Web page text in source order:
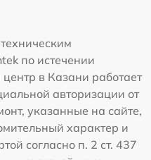
по истечении
в Казани работает
авторизации от
указанные на сайте,
характер и
согласно п. 2 ст. 437